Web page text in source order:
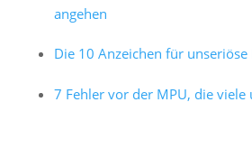
angehen
Die 10 Anzeichen für
7 Fehler vor der MPU, die viele